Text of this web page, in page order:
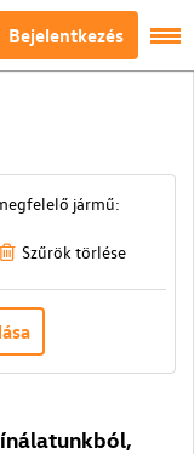
Bejelentkezés
jármű:
Szűrök törlése